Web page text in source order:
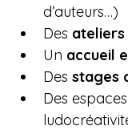
d’auteurs…)
Des ateliers
Un accueil
Des stages
Des